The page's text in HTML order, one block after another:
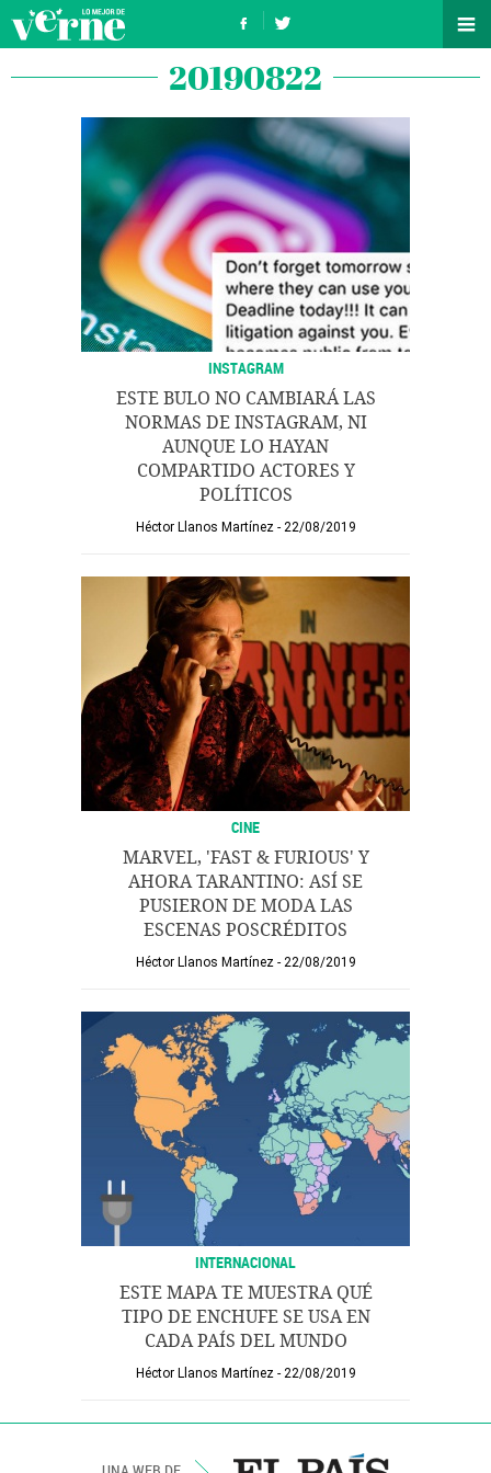
20190822
INSTAGRAM
ESTE BULO NO CAMBIARÁ LAS
NORMAS DE INSTAGRAM, NI
AUNQUE LO HAYAN
COMPARTIDO ACTORES Y
POLÍTICOS
Héctor Llanos Martínez 22/08/2019
CINE
MARVEL, 'FAST & FURIOUS' Y
AHORA TARANTINO: ASÍ SE
PUSIERON DE MODA LAS
ESCENAS POSCRÉDITOS
Héctor Llanos Martínez 22/08/2019
INTERNACIONAL
ESTE MAPA TE MUESTRA QUÉ
TIPO DE ENCHUFE SE USA EN
CADA PAÍS DEL MUNDO
Héctor Llanos Martínez 22/08/2019